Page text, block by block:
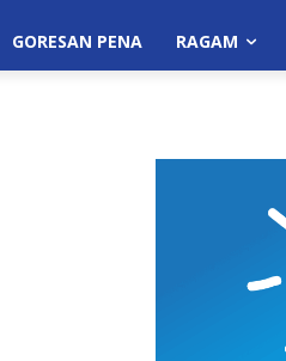
GORESAN PENA RAGAM